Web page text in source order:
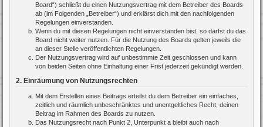
Board“) schließt du einen Nutzungsvertrag mit dem Betreiber des Boards
ab (im Folgenden „Betreiber“) und erklärst dich mit den nachfolgenden
Regelungen einverstanden.
Wenn du mit diesen Regelungen nicht einverstanden bist, so darfst du das
Board nicht weiter nutzen. Für die Nutzung des Boards gelten jeweils die
an dieser Stelle veröffentlichten Regelungen.
Der Nutzungsvertrag wird auf unbestimmte Zeit geschlossen und kann
von beiden Seiten ohne Einhaltung einer Frist jederzeit gekündigt werden.
2. Einräumung von Nutzungsrechten
Mit dem Erstellen eines Beitrags erteilst du dem Betreiber ein einfaches,
zeitlich und räumlich unbeschränktes und unentgeltliches Recht, deinen
Beitrag im Rahmen des Boards zu nutzen.
Das Nutzungsrecht nach Punkt 2, Unterpunkt a bleibt auch nach